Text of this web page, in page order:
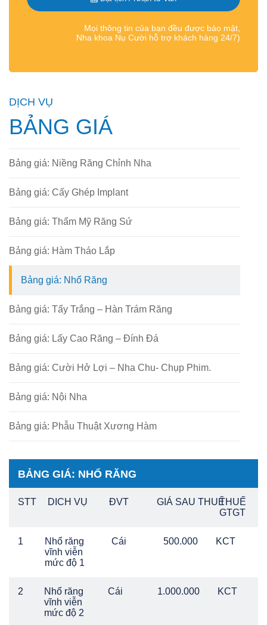
Mọi thông tin của bạn đều được bảo mật,
Nha khoa Nụ Cười hỗ trợ khách hàng 24/7)
DỊCH VỤ
BẢNG GIÁ
Bảng giá: Niềng Răng Chỉnh Nha
Bảng giá: Cấy Ghép Implant
Bảng giá: Thẩm Mỹ Răng Sứ
Bảng giá: Hàm Tháo Lắp
Bảng giá: Nhổ Răng
Bảng giá: Tẩy Trắng – Hàn Trám Răng
Bảng giá: Lấy Cao Răng – Đính Đá
Bảng giá: Cười Hở Lợi – Nha Chu- Chụp Phim.
Bảng giá: Nội Nha
Bảng giá: Phẫu Thuật Xương Hàm
BẢNG GIÁ: NHỔ RĂNG
STT DICH VỤ ĐVT GIÁ SAU THUẾTHUẾ
GTGT
1
Nhổ răng
vĩnh viễn
mức độ 1
Cái 500.000 KCT
2
Nhổ răng
vĩnh viễn
mức độ 2
Cái 1.000.000 KCT